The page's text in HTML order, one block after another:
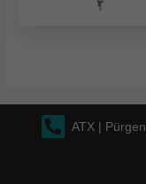
ATX | Pürgen